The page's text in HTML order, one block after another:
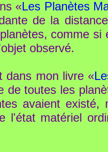
«Les Planètes
de la
comme si
observé.
dans mon livre «
toutes les
avaient existé,
l'état matériel